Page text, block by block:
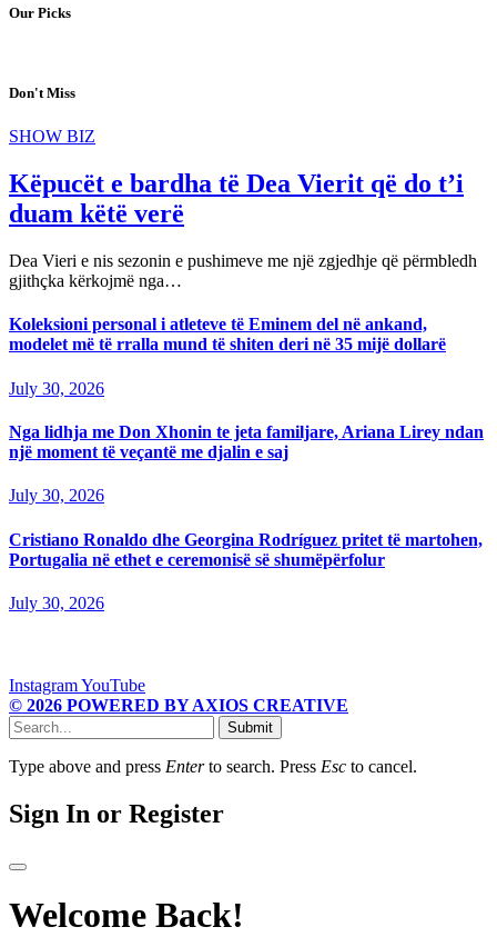
Our Picks
Don't Miss
SHOW BIZ
Këpucët e bardha të Dea Vierit që do t’i
duam këtë verë
Dea Vieri e nis sezonin e pushimeve me një zgjedhje që përmbledh
gjithçka kërkojmë nga…
Koleksioni personal i atleteve të Eminem del në ankand,
modelet më të rralla mund të shiten deri në 35 mijë dollarë
July 30, 2026
Nga lidhja me Don Xhonin te jeta familjare, Ariana Lirey ndan
një moment të veçantë me djalin e saj
July 30, 2026
Cristiano Ronaldo dhe Georgina Rodríguez pritet të martohen,
Portugalia në ethet e ceremonisë së shumëpërfolur
July 30, 2026
InstagramYouTube
© 2026 POWERED BY AXIOS CREATIVE
Submit
Type above and press Enterto search. Press Esc to cancel.
Sign In or Register
Welcome Back!